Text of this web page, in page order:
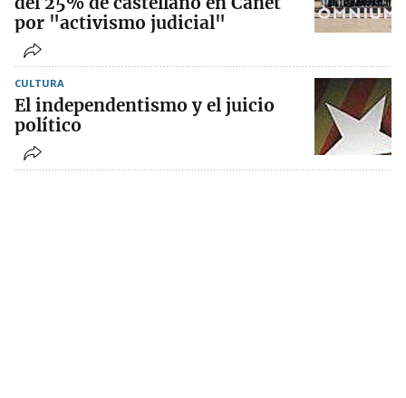
por "activismo judicial"
CULTURA
El independentismo y el juicio
político